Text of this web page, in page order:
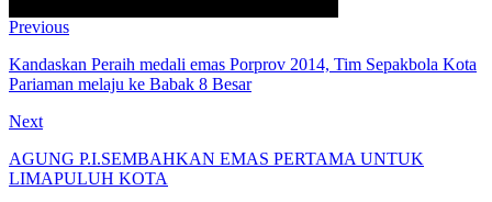
Previous
Kandaskan Peraih medali emas Porprov 2014, Tim Sepakbola Kota
Pariaman melaju ke Babak 8 Besar
Next
AGUNG P.I.SEMBAHKAN EMAS PERTAMA UNTUK
LIMAPULUH KOTA